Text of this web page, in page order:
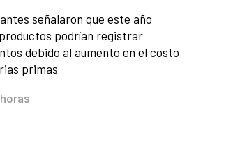
señalaron que este año
podrían registrar
debido al aumento en el costo
primas